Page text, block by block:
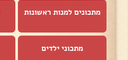
מתכונים למנות ראשונות
מתכוני ילדים